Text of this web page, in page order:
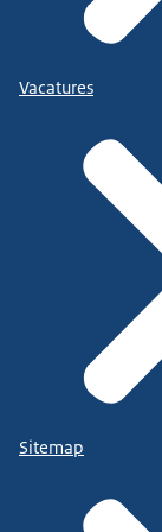
Vacatures
Sitemap